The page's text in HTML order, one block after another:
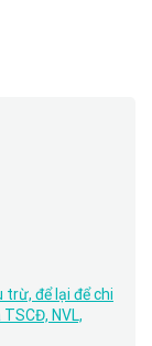
trừ, để lại để chi
NVL,